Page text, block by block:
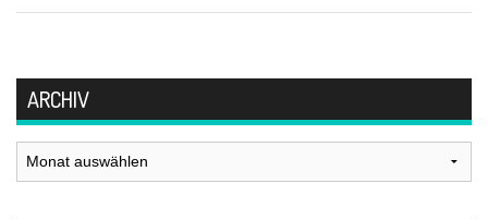
ARCHIV
Archiv